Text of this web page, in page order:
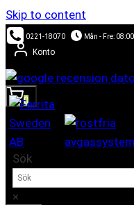
Skip to content
0221-18070 Mån - Fre:
Konto
0
Sök
×